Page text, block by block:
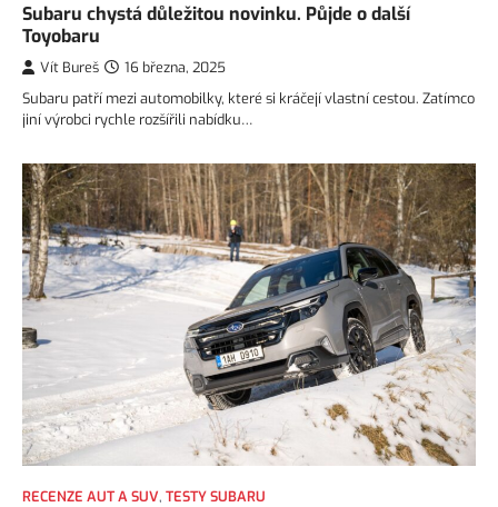
Subaru chystá důležitou novinku. Půjde o další
Toyobaru
Vít Bureš
16 března, 2025
Subaru patří mezi automobilky, které si kráčejí vlastní cestou. Zatímco
jiní výrobci rychle rozšířili nabídku…
RECENZE AUT A SUV, TESTY SUBARU